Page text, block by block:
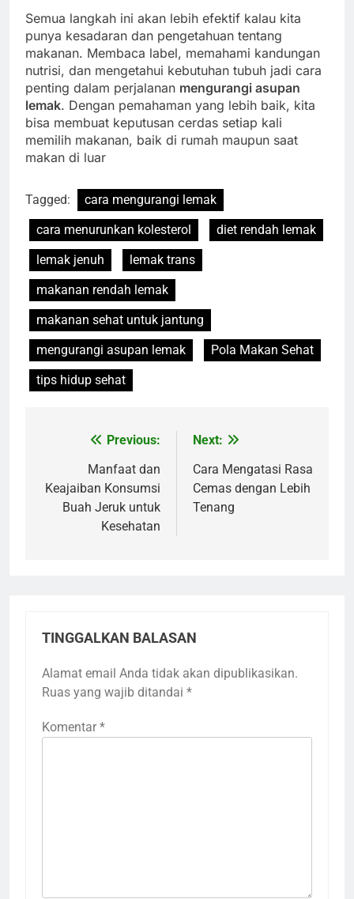
Semua langkah ini akan lebih efektif kalau kita
punya kesadaran dan pengetahuan tentang
makanan. Membaca label, memahami kandungan
nutrisi, dan mengetahui kebutuhan tubuh jadi cara
penting dalam perjalanan mengurangi asupan
lemak. Dengan pemahaman yang lebih baik, kita
bisa membuat keputusan cerdas setiap kali
memilih makanan, baik di rumah maupun saat
makan di luar
Tagged:
cara mengurangi lemak
cara menurunkan kolesterol
diet rendah lemak
lemak jenuh
lemak trans
makanan rendah lemak
makanan sehat untuk jantung
mengurangi asupan lemak
Pola Makan Sehat
tips hidup sehat
NavigasiPrevious:
Manfaat dan
Keajaiban Konsumsi
Buah Jeruk untuk
Kesehatan
Next:
Cara Mengatasi Rasa
Cemas dengan Lebih
Tenang
TINGGALKAN BALASAN
Alamat email Anda tidak akan dipublikasikan.
Ruas yang wajib ditandai *
Komentar *